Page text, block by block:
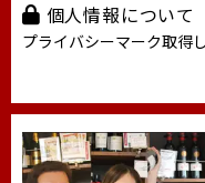
個人情報について
プライバシーマーク取得